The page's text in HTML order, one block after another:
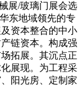
展/玻璃门展会选
东地域领先的专
资本整合的中小
链资本。构成强
拓展。其沉点正
展现。为工程采
阳光房、定制家